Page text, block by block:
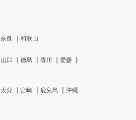
奈良
和歌山
山口 德島 香川
爱媛
大分 宮崎 鹿兒島 沖繩